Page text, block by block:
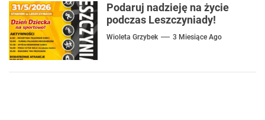
Podaruj nadzieję na życie
podczas Leszczyniady!
Wioleta Grzybek 3 Miesiące Ago